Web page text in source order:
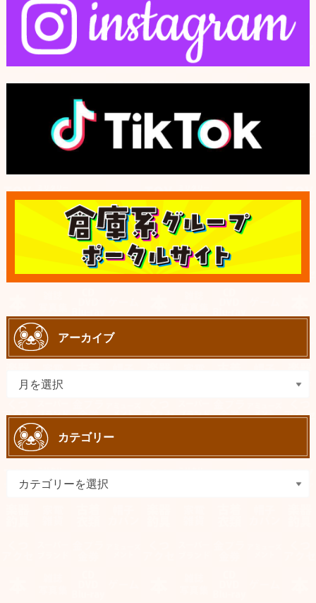
アーカイブ
カテゴリー